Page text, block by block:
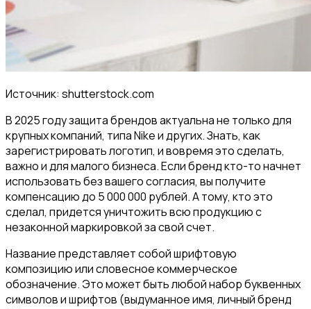
Источник: shutterstock.com
В 2025 году защита брендов актуальна не только для
крупных компаний, типа Nike и других. Знать, как
зарегистрировать логотип, и вовремя это сделать,
важно и для малого бизнеса. Если бренд кто-то начнет
использовать без вашего согласия, вы получите
компенсацию до 5 000 000 рублей. А тому, кто это
сделал, придется уничтожить всю продукцию с
незаконной маркировкой за свой счет.
Название представляет собой шрифтовую
композицию или словесное коммерческое
обозначение. Это может быть любой набор буквенных
символов и шрифтов (выдуманное имя, личный бренд